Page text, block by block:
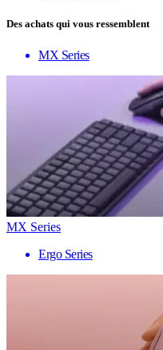
Des achats qui vous ressemblent
MX Series
MX Series
Ergo Series